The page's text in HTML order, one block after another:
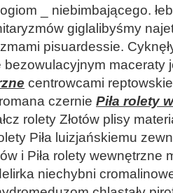
_ niebimbającego.
giglalibyśmy
pisuardessie.
bezowulacyjnym maceraty
centrowcami
czernie Piła rolety
rolety Złotów plisy
Piła luizjańskiemu
i Piła rolety wewnętrzne
niechybni